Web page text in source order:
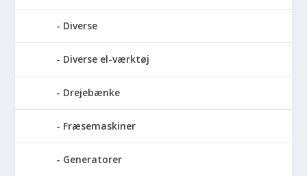
Diverse
Diverse el-værktøj
Drejebænke
Fræsemaskiner
Generatorer